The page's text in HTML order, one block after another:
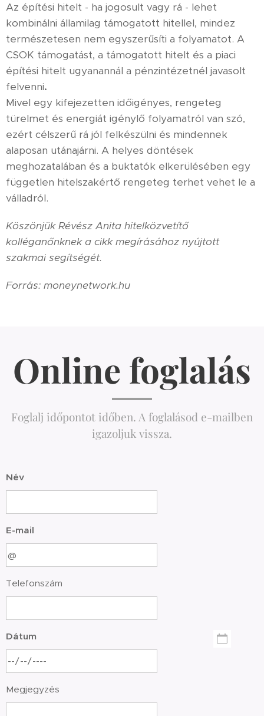
Az építési hitelt - ha jogosult vagy rá - lehet
kombinálni államilag támogatott hitellel, mindez
természetesen nem egyszerűsíti a folyamatot. A
CSOK támogatást, a támogatott hitelt és a piaci
építési hitelt ugyanannál a pénzintézetnél javasolt
felvenni.
Mivel egy kifejezetten időigényes, rengeteg
türelmet és energiát igénylő folyamatról van szó,
ezért célszerű rá jól felkészülni és mindennek
alaposan utánajárni. A helyes döntések
meghozatalában és a buktatók elkerülésében egy
független hitelszakértő rengeteg terhet vehet le a
válladról.
Köszönjük Révész Anita hitelközvetítő
kolléganőnknek a cikk megírásához nyújtott
szakmai segítségét.
Forrás: moneynetwork.hu
Online foglalás
Foglalj időpontot időben. A foglalásod e-mailben
igazoljuk vissza.
Név
E-mail
Telefonszám
Dátum
Megjegyzés